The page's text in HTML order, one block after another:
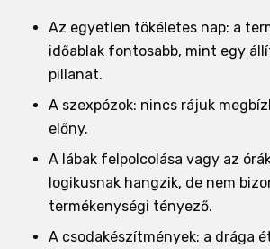
Az egyetlen tökéletes nap: a
időablak fontosabb, mint egy
pillanat.
A szexpózok: nincs rájuk
előny.
A lábak felpolcolása vagy az
logikusnak hangzik, de nem
termékenységi tényező.
A csodakészítmények: a drága